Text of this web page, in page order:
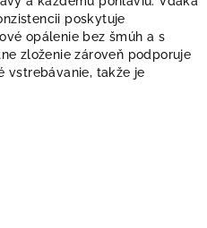
poskytuje
opálenie bez šmúh a s
zloženie zároveň podporuje
vstrebávanie, takže je